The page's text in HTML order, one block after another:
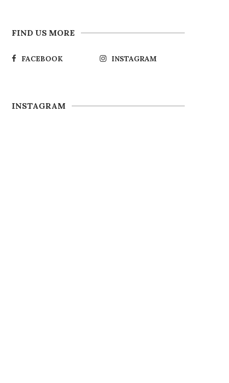
FIND US MORE
FACEBOOK INSTAGRAM
INSTAGRAM